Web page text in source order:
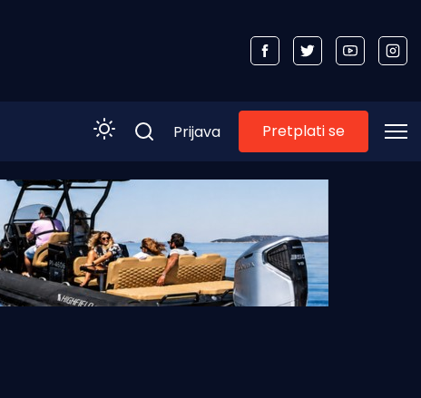
Prijava Pretplati se